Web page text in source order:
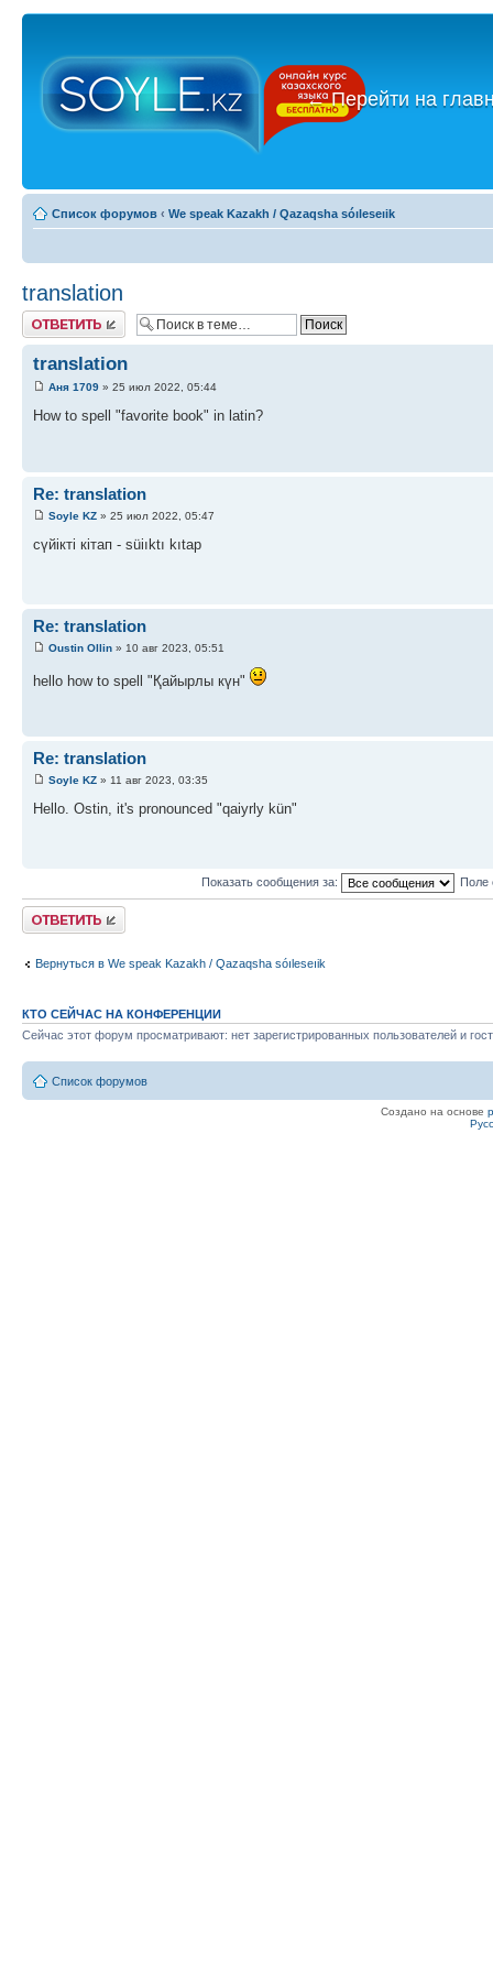
←Перейти на
Список форумов ‹ We speak Kazakh / Qazaqsha sóıleseıik
translation
Ответить
translation
Аня 1709 » 25 июл 2022, 05:44
How to spell "favorite book" in latin?
Re: translation
Soyle KZ » 25 июл 2022, 05:47
сүйікті кітап - süiıktı kıtap
Re: translation
Oustin Ollin » 10 авг 2023, 05:51
hello how to spell "Қайырлы күн"
Re: translation
Soyle KZ » 11 авг 2023, 03:35
Hello. Ostin, it's pronounced "qaiyrly kün"
Показать сообщения за: Поле
Ответить
Вернуться в We speak Kazakh / Qazaqsha sóıleseıik
КТО СЕЙЧАС НА КОНФЕРЕНЦИИ
Сейчас этот форум просматривают: нет зарегистрированных пользователей и
Список форумов
Создано на основе